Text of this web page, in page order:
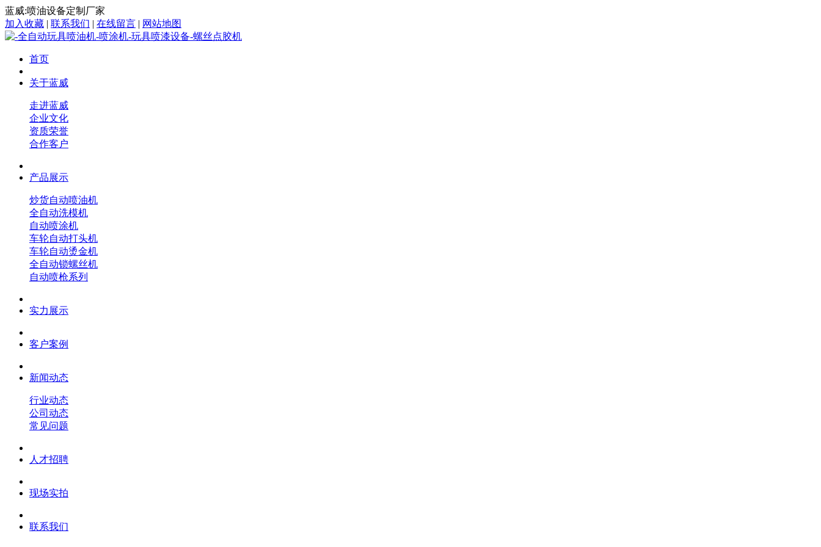
蓝威:喷油设备定制厂家
加入收藏 | 联系我们 | 在线留言 | 网站地图
首页
关于蓝威
走进蓝威
企业文化
资质荣誉
合作客户
产品展示
炒货自动喷油机
全自动洗模机
自动喷涂机
车轮自动打头机
车轮自动烫金机
全自动锁螺丝机
自动喷枪系列
实力展示
客户案例
新闻动态
行业动态
公司动态
常见问题
人才招聘
现场实拍
联系我们